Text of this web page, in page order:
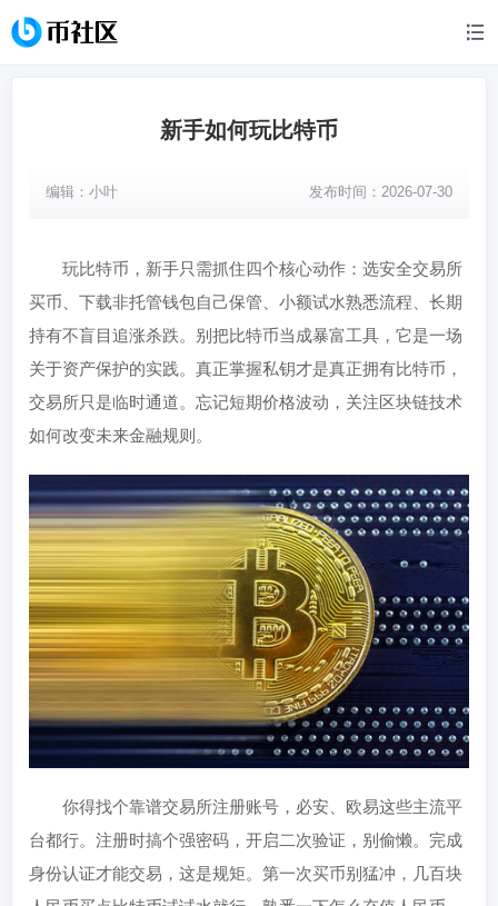
新手如何玩比特币
编辑： 小叶 发布时间：2026-07-30
玩比特币，新手只需抓住四个核心动作：选安全交易所
买币、下载非托管钱包自己保管、小额试水熟悉流程、长期
持有不盲目追涨杀跌。别把比特币当成暴富工具，它是一场
关于资产保护的实践。真正掌握私钥才是真正拥有比特币，
交易所只是临时通道。忘记短期价格波动，关注区块链技术
如何改变未来金融规则。
你得找个靠谱交易所注册账号，必安、欧易这些主流平
台都行。注册时搞个强密码，开启二次验证，别偷懒。完成
身份认证才能交易，这是规矩。第一次买币别猛冲，几百块